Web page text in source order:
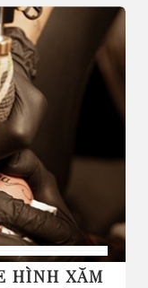
HÌNH XĂM